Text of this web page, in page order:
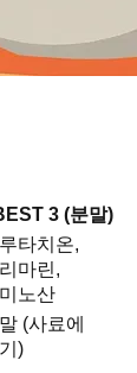
3 (분말)
타치온,
마린,
노산
(사료에
)